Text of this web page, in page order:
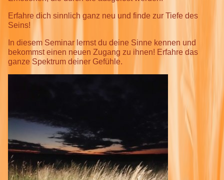
Erfahre dich sinnlich ganz neu und finde zur Tiefe des
Seins!
In diesem Seminar lernst du deine Sinne kennen und
bekommst einen neuen Zugang zu ihnen! Erfahre das
ganze Spektrum deiner Gefühle.